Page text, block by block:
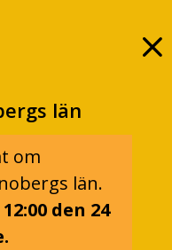
län
om
län.
den 24